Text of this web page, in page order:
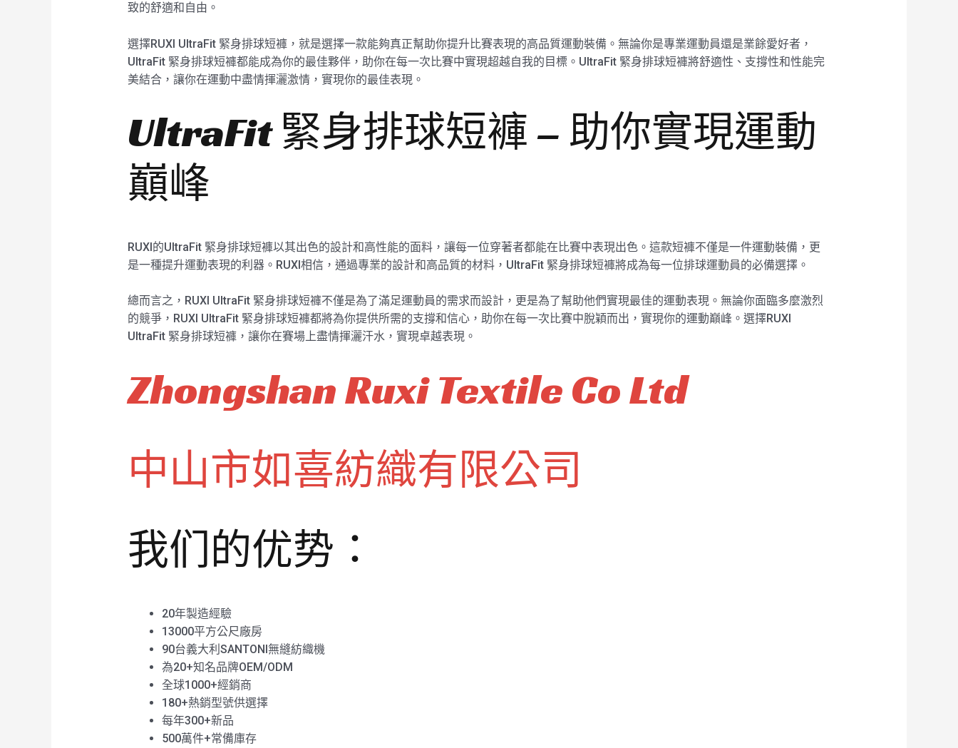
致的舒適和自由。
選擇RUXI UltraFit 緊身排球短褲，就是選擇一款能夠真正幫助你提升比賽表現的高品質運動裝備。無論你是專業運動員還是業餘愛好者，
UltraFit 緊身排球短褲都能成為你的最佳夥伴，助你在每一次比賽中實現超越自我的目標。UltraFit 緊身排球短褲將舒適性、支撐性和性能完
美結合，讓你在運動中盡情揮灑激情，實現你的最佳表現。
UltraFit 緊身排球短褲 – 助你實現運動
巔峰
RUXI的UltraFit 緊身排球短褲以其出色的設計和高性能的面料，讓每一位穿著者都能在比賽中表現出色。這款短褲不僅是一件運動裝備，更
是一種提升運動表現的利器。RUXI相信，通過專業的設計和高品質的材料，UltraFit 緊身排球短褲將成為每一位排球運動員的必備選擇。
總而言之，RUXI UltraFit 緊身排球短褲不僅是為了滿足運動員的需求而設計，更是為了幫助他們實現最佳的運動表現。無論你面臨多麼激烈
的競爭，RUXI UltraFit 緊身排球短褲都將為你提供所需的支撐和信心，助你在每一次比賽中脫穎而出，實現你的運動巔峰。選擇RUXI
UltraFit 緊身排球短褲，讓你在賽場上盡情揮灑汗水，實現卓越表現。
Zhongshan Ruxi Textile Co Ltd
中山市如喜紡織有限公司
我们的优势：
20年製造經驗
13000平方公尺廠房
90台義大利SANTONI無縫紡織機
為20+知名品牌OEM/ODM
全球1000+經銷商
180+熱銷型號供選擇
每年300+新品
500萬件+常備庫存